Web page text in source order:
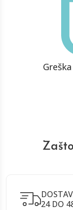
24 DO